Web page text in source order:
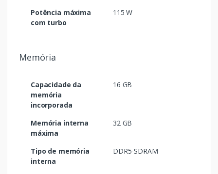
Potência máxima
com turbo
115 W
Memória
Capacidade da
memória
incorporada
16 GB
Memória interna
máxima
32 GB
Tipo de memória
interna
DDR5-SDRAM